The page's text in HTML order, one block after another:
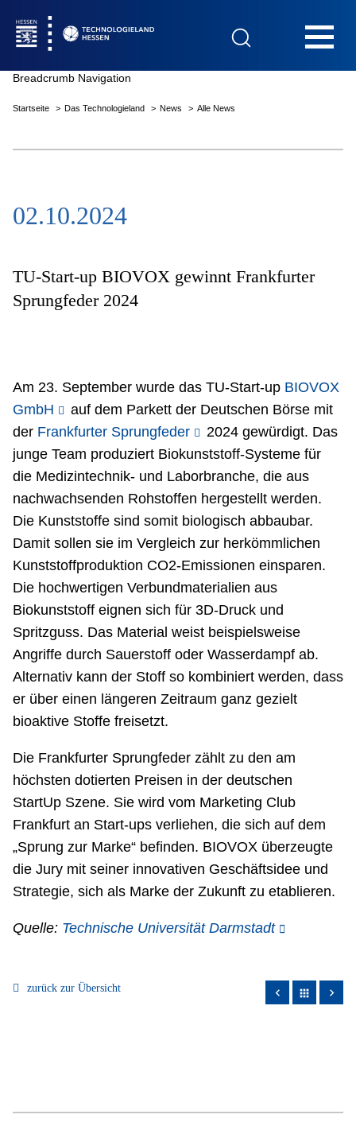
Das Technologieland
Innovationsfelder
Breadcrumb Navigation
Startseite Das Technologieland News Alle News
02.10.2024
TU-Start-up BIOVOX gewinnt Frankfurter
Sprungfeder 2024
Am 23. September wurde das TU-Start-up BIOVOX
GmbH
auf dem Parkett der Deutschen Börse mit
der Frankfurter Sprungfeder
2024 gewürdigt. Das
junge Team produziert Biokunststoff-Systeme für
die Medizintechnik- und Laborbranche, die aus
nachwachsenden Rohstoffen hergestellt werden.
Die Kunststoffe sind somit biologisch abbaubar.
Damit sollen sie im Vergleich zur herkömmlichen
Kunststoffproduktion CO2-Emissionen einsparen.
Die hochwertigen Verbundmaterialien aus
Biokunststoff eignen sich für 3D-Druck und
Spritzguss. Das Material weist beispielsweise
Angriffe durch Sauerstoff oder Wasserdampf ab.
Alternativ kann der Stoff so kombiniert werden, dass
er über einen längeren Zeitraum ganz gezielt
bioaktive Stoffe freisetzt.
Die Frankfurter Sprungfeder zählt zu den am
höchsten dotierten Preisen in der deutschen
StartUp Szene. Sie wird vom Marketing Club
Frankfurt an Start-ups verliehen, die sich auf dem
„Sprung zur Marke“ befinden. BIOVOX überzeugte
die Jury mit seiner innovativen Geschäftsidee und
Strategie, sich als Marke der Zukunft zu etablieren.
Quelle: Technische Universität Darmstadt
zurück zur Übersicht apps